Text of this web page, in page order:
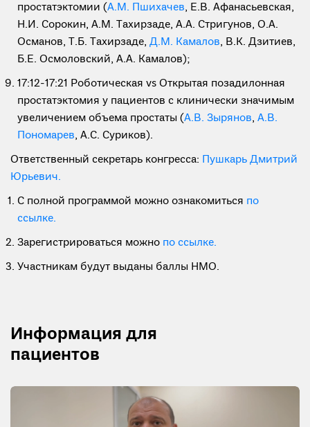
простатэктомии (А.М. Пшихачев, Е.В. Афанасьевская,
Н.И. Сорокин, А.М. Тахирзаде, А.А. Стригунов, О.А.
Османов, Т.Б. Тахирзаде, Д.М. Камалов, В.К. Дзитиев,
Б.Е. Осмоловский, А.А. Камалов);
17:12-17:21 Роботическая vs Открытая позадилонная
простатэктомия у пациентов с клинически значимым
увеличением объема простаты (А.В. Зырянов, А.В.
Пономарев, А.С. Суриков).
Ответственный секретарь конгресса: Пушкарь Дмитрий
Юрьевич.
С полной программой можно ознакомиться по
ссылке.
Зарегистрироваться можно по ссылке.
Участникам будут выданы баллы НМО.
Информация для
пациентов